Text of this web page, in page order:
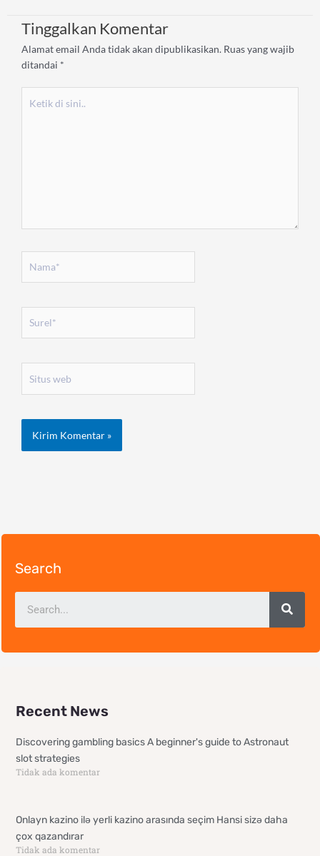
Tinggalkan Komentar
Alamat email Anda tidak akan dipublikasikan. Ruas yang wajib
ditandai *
web
Search
Recent News
Discovering gambling basics A beginner's guide to Astronaut
slot strategies
Tidak ada komentar
Onlayn kazino ilə yerli kazino arasında seçim Hansi sizə daha
çox qazandırar
Tidak ada komentar